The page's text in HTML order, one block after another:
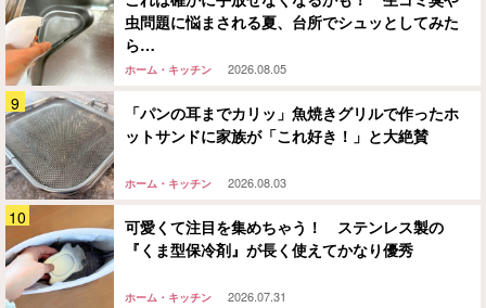
虫問題に悩まされる夏、台所でシュッとしてみた
ら…
ホーム・キッチン 2026.08.05
「パンの耳までカリッ」魚焼きグリルで作ったホ
ットサンドに家族が「これ好き！」と大絶賛
ホーム・キッチン 2026.08.03
可愛くて注目を集めちゃう！ ステンレス製の
『くま型保冷剤』が長く使えてかなり優秀
ホーム・キッチン 2026.07.31